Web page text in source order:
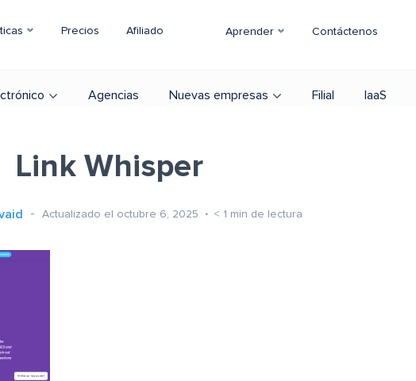
Precios Afiliado Aprender Contáctenos
Agencias Nuevas empresas Filial IaaS
Link Whisper
Actualizado el octubre 6, 2025 < 1 min de lectura